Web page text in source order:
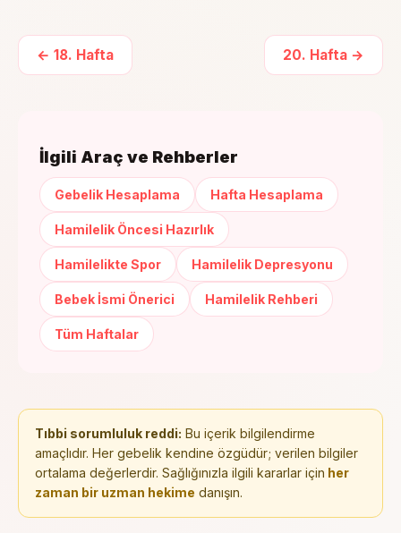
← 18. Hafta 20. Hafta →
İlgili Araç ve Rehberler
Gebelik Hesaplama Hafta Hesaplama
Hamilelik Öncesi Hazırlık
Hamilelikte Spor Hamilelik Depresyonu
Bebek İsmi Önerici Hamilelik Rehberi
Tüm Haftalar
Tıbbi sorumluluk reddi: Bu içerik bilgilendirme
amaçlıdır. Her gebelik kendine özgüdür; verilen bilgiler
ortalama değerlerdir. Sağlığınızla ilgili kararlar için her
zaman bir uzman hekime danışın.